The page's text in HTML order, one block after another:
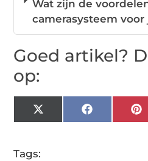
Wat zijn de
camerasysteem
Goed artikel?
op:
X
(Twitter)
Facebook
Tags: